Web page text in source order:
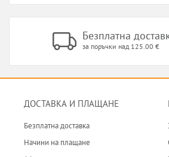
Безплатна
за поръчки над 125.00 €
ДОСТАВКА И ПЛАЩАНЕ
Безплатна доставка
Начини на плащане